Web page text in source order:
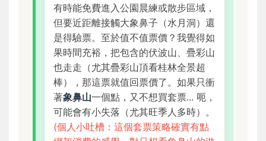
有時能免費進入公園晨練或散步區域，
但要近距離接觸大象鼻子（水月洞）還
是得驗票。至於值不值票價？我覺得如
果時間充裕，把包含的伏波山、疊彩山
也走走（尤其疊彩山頂看桂林全景超
棒），那這票就值回票價了。如果只衝
著象鼻山一個點，又不想買套票... 呃，
可能會有小失落（尤其旺季人多時）。
(個人小吐槽：這個套票策略確實有點